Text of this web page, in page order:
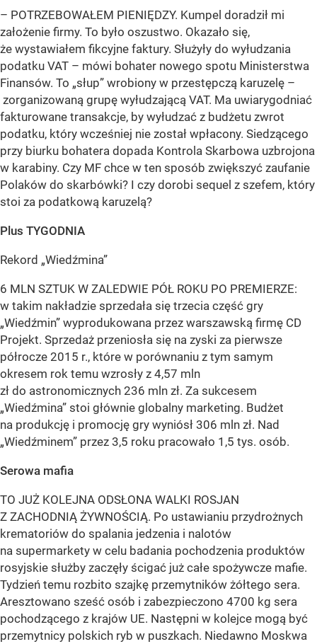
– POTRZEBOWAŁEM PIENIĘDZY. Kumpel doradził mi
założenie firmy. To było oszustwo. Okazało się,
że wystawiałem fikcyjne faktury. Służyły do wyłudzania
podatku VAT – mówi bohater nowego spotu Ministerstwa
Finansów. To „słup” wrobiony w przestępczą karuzelę –
zorganizowaną grupę wyłudzającą VAT. Ma uwiarygodniać
fakturowane transakcje, by wyłudzać z budżetu zwrot
podatku, który wcześniej nie został wpłacony. Siedzącego
przy biurku bohatera dopada Kontrola Skarbowa uzbrojona
w karabiny. Czy MF chce w ten sposób zwiększyć zaufanie
Polaków do skarbówki? I czy dorobi sequel z szefem, który
stoi za podatkową karuzelą?
Plus TYGODNIA
Rekord „Wiedźmina”
6 MLN SZTUK W ZALEDWIE PÓŁ ROKU PO PREMIERZE:
w takim nakładzie sprzedała się trzecia część gry
„Wiedźmin” wyprodukowana przez warszawską firmę CD
Projekt. Sprzedaż przeniosła się na zyski za pierwsze
półrocze 2015 r., które w porównaniu z tym samym
okresem rok temu wzrosły z 4,57 mln
zł do astronomicznych 236 mln zł. Za sukcesem
„Wiedźmina” stoi głównie globalny marketing. Budżet
na produkcję i promocję gry wyniósł 306 mln zł. Nad
„Wiedźminem” przez 3,5 roku pracowało 1,5 tys. osób.
Serowa mafia
TO JUŻ KOLEJNA ODSŁONA WALKI ROSJAN
Z ZACHODNIĄ ŻYWNOŚCIĄ. Po ustawianiu przydrożnych
krematoriów do spalania jedzenia i nalotów
na supermarkety w celu badania pochodzenia produktów
rosyjskie służby zaczęły ścigać już całe spożywcze mafie.
Tydzień temu rozbito szajkę przemytników żółtego sera.
Aresztowano sześć osób i zabezpieczono 4700 kg sera
pochodzącego z krajów UE. Następni w kolejce mogą być
przemytnicy polskich ryb w puszkach. Niedawno Moskwa